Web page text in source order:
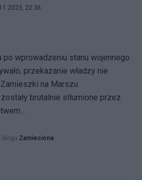
22:36
po wprowadzeniu stanu wojennego.
przekazanie władzy nie
na Marszu
brutalnie stłumione przez
blogu Zamiecione